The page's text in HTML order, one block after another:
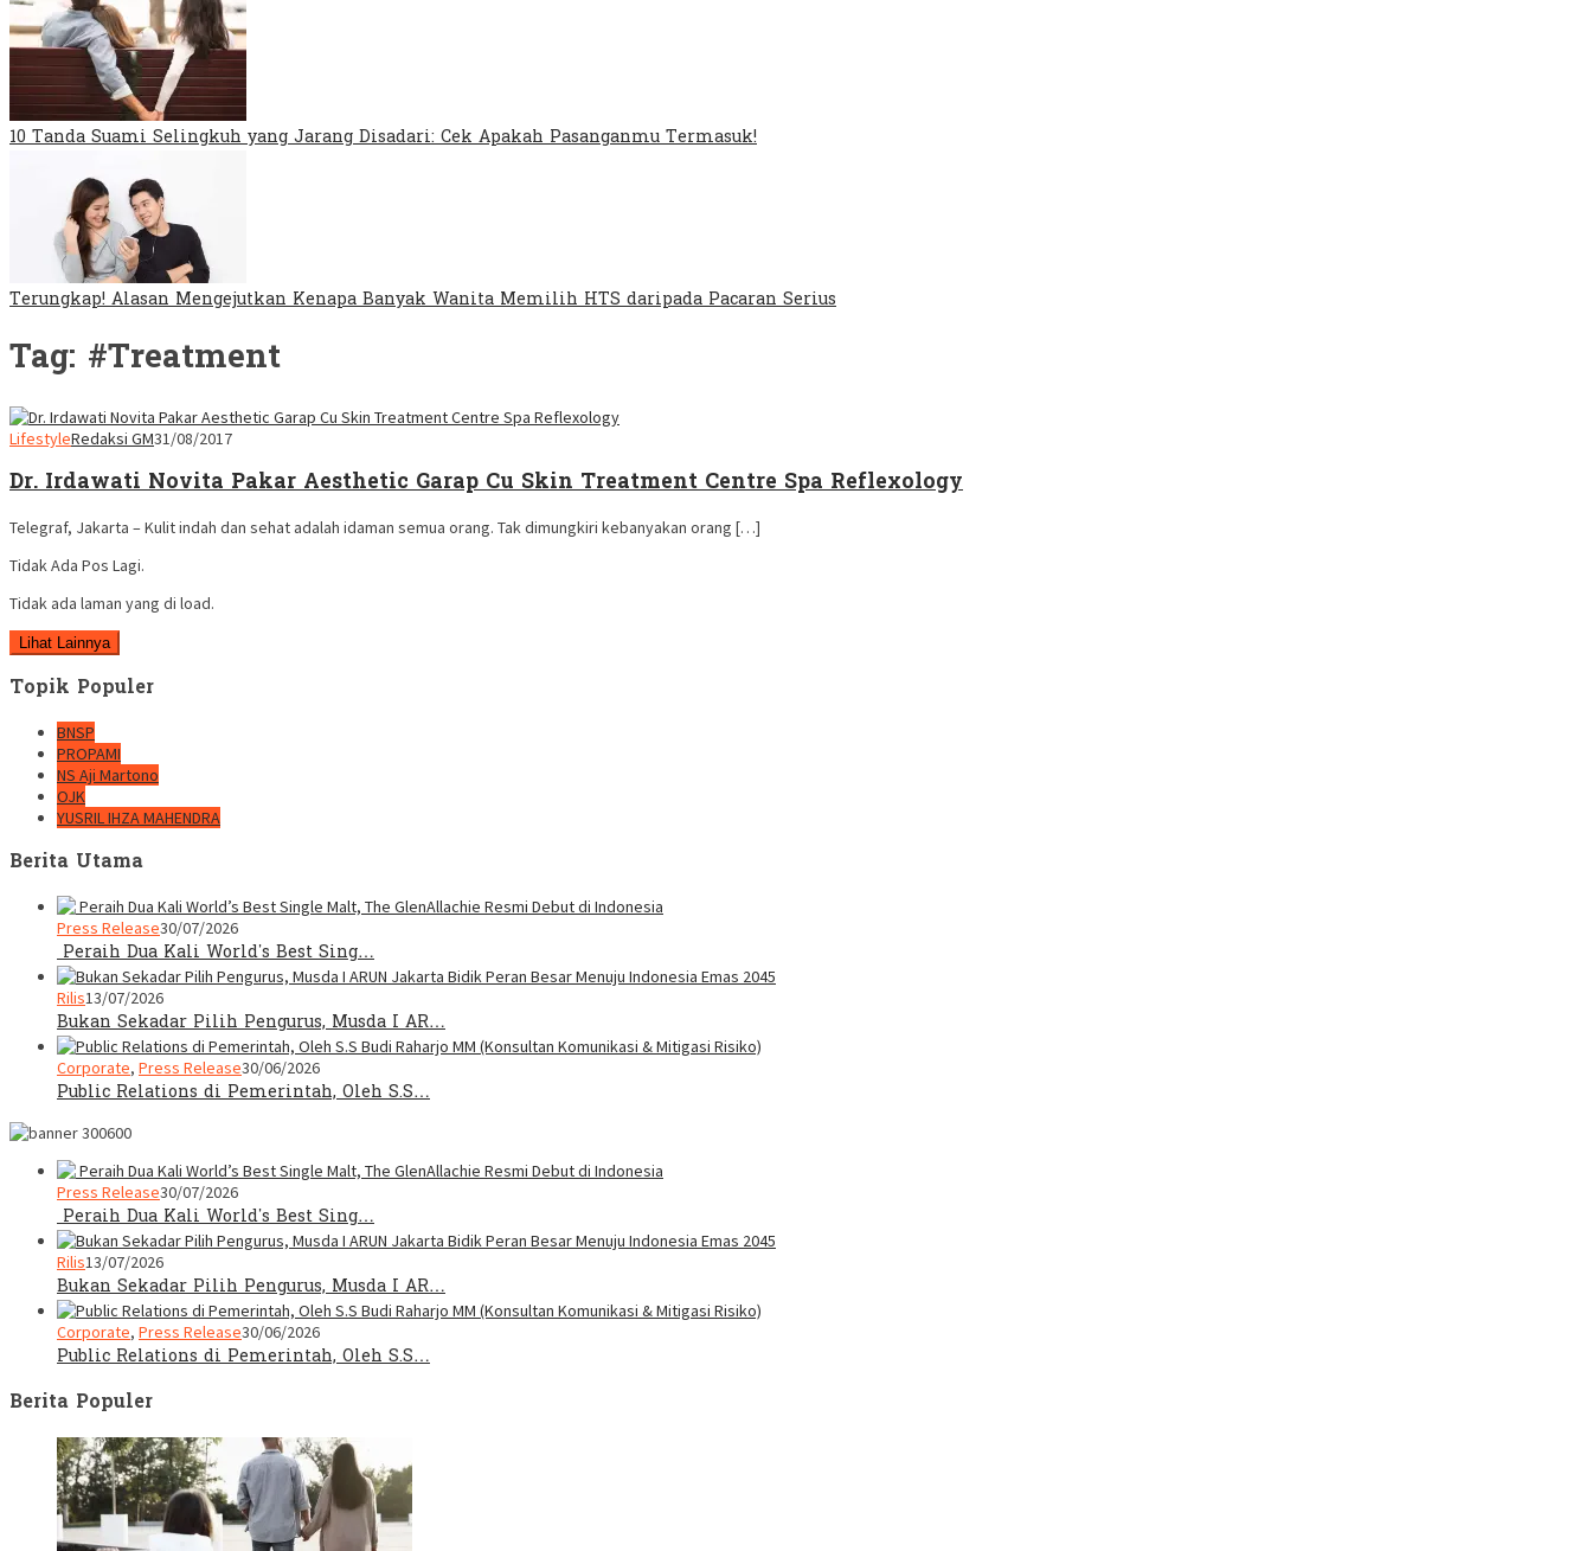
10 Tanda Suami Selingkuh yang Jarang Disadari: Cek Apakah Pasanganmu Termasuk!
Terungkap! Alasan Mengejutkan Kenapa Banyak Wanita Memilih HTS daripada Pacaran Serius
Tag: #Treatment
LifestyleRedaksi GM31/08/2017
Dr. Irdawati Novita Pakar Aesthetic Garap Cu Skin Treatment Centre Spa Reflexology
Telegraf, Jakarta – Kulit indah dan sehat adalah idaman semua orang. Tak dimungkiri kebanyakan orang […]
Tidak Ada Pos Lagi.
Tidak ada laman yang di load.
Lihat Lainnya
Topik Populer
BNSP
PROPAMI
NS Aji Martono
OJK
YUSRIL IHZA MAHENDRA
Berita Utama
Press Release30/07/2026
Peraih Dua Kali World’s Best Sing…
Rilis13/07/2026
Bukan Sekadar Pilih Pengurus, Musda I AR…
Corporate, Press Release30/06/2026
Public Relations di Pemerintah, Oleh S.S…
Press Release30/07/2026
Peraih Dua Kali World’s Best Sing…
Rilis13/07/2026
Bukan Sekadar Pilih Pengurus, Musda I AR…
Corporate, Press Release30/06/2026
Public Relations di Pemerintah, Oleh S.S…
Berita Populer